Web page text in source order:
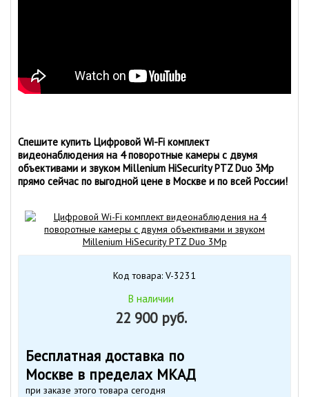
Спешите купить Цифровой Wi-Fi комплект
видеонаблюдения на 4 поворотные камеры с двумя
объективами и звуком Millenium HiSecurity PTZ Duo 3Mp
прямо сейчас по выгодной цене в Москве и по всей России!
Код товара: V-3231
В наличии
22 900 руб.
Бесплатная доставка по
Москве в пределах МКАД
при заказе этого товара сегодня